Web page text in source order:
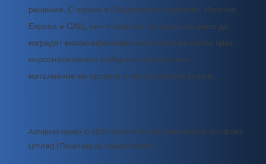
решения. С офиси в Обединеното кралство, Източна
Европа и САЩ, ние помагаме на организациите да
изградят високоефективни технологични екипи чрез
персонализирано набиране на персонал,
изпълнение на проекти и консултантски услуги.
Авторско право © 2025 SmartChoice International Solutions
Limited | Политика за поверителност